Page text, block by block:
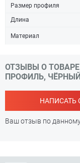
Размер профиля
Длина
Материал
ОТЗЫВЫ О ТОВАРЕ
ПРОФИЛЬ,
НАПИСАТЬ
Ваш отзыв по